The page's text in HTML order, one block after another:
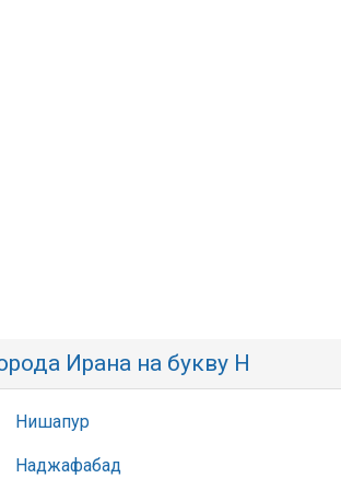
Ирана на букву Н
Нишапур
Наджафабад